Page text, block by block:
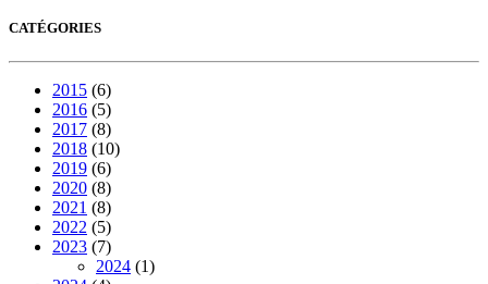
CATÉGORIES
2015 (6)
2016 (5)
2017 (8)
2018 (10)
2019 (6)
2020 (8)
2021 (8)
2022 (5)
2023 (7)
2024 (1)